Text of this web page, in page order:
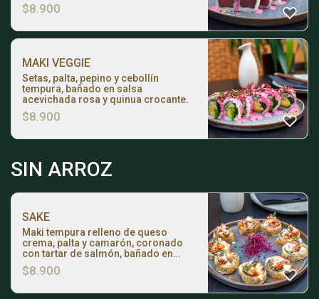
$8.900
MAKI VEGGIE
Setas, palta, pepino y cebollín
tempura, bañado en salsa
acevichada rosa y quinua crocante.
$8.900
SIN ARROZ
SAKE
Maki tempura relleno de queso
crema, palta y camarón, coronado
con tartar de salmón, bañado en
salsa de maracuyá.
$8.900